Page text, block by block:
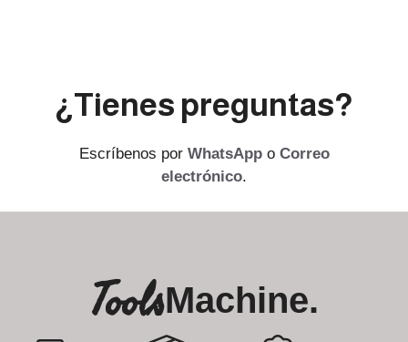
¿Tienes preguntas?
Escríbenos por WhatsAppo Correo
electrónico.
ToolsMachine.